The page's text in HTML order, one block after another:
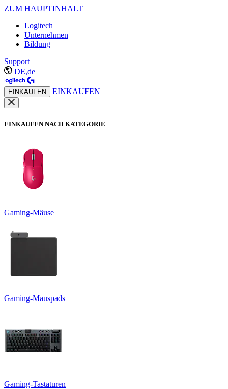
ZUM HAUPTINHALT
Logitech
Unternehmen
Bildung
Support
DE,de
EINKAUFEN EINKAUFEN
EINKAUFEN NACH KATEGORIE
Gaming-Mäuse
Gaming-Mauspads
Gaming-Tastaturen